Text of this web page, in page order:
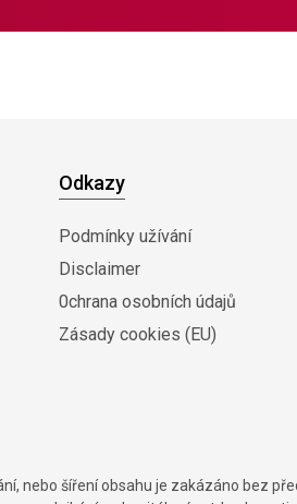
Odkazy
Podmínky užívání
Disclaimer
0chrana osobních údajů
Zásady cookies (EU)
nebo šíření obsahu je zakázáno bez